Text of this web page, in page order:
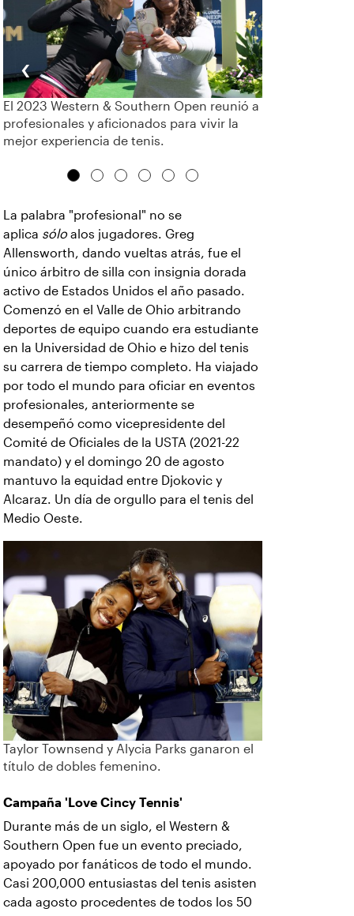
‹
El 2023 Western & Southern Open reunió a
profesionales y aficionados para vivir la
mejor experiencia de tenis.
›
La palabra "profesional" no se
aplica sóloa los jugadores. Greg
Allensworth, dando vueltas atrás, fue el
único árbitro de silla con insignia dorada
activo de Estados Unidos el año pasado.
Comenzó en el Valle de Ohio arbitrando
deportes de equipo cuando era estudiante
en la Universidad de Ohio e hizo del tenis
su carrera de tiempo completo. Ha viajado
por todo el mundo para oficiar en eventos
profesionales, anteriormente se
desempeñó como vicepresidente del
Comité de Oficiales de la USTA (2021-22
mandato) y el domingo 20 de agosto
mantuvo la equidad entre Djokovic y
Alcaraz. Un día de orgullo para el tenis del
Medio Oeste.
Taylor Townsend y Alycia Parks ganaron el
título de dobles femenino.
Campaña 'Love Cincy Tennis'
Durante más de un siglo, el Western &
Southern Open fue un evento preciado,
apoyado por fanáticos de todo el mundo.
Casi 200,000 entusiastas del tenis asisten
cada agosto procedentes de todos los 50